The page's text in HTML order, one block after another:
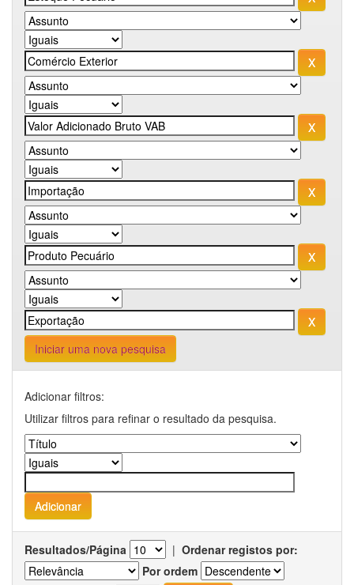
Iniciar uma nova pesquisa
Adicionar filtros:
Utilizar filtros para refinar o resultado da pesquisa.
Resultados/Página | Ordenar registos por:
Por ordem